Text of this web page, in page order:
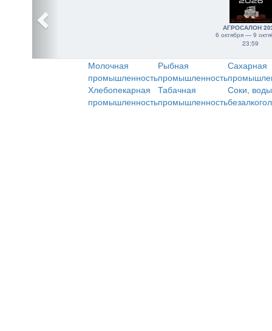
АГРОСАЛОН
6 октября — 9
23:59
Молочная
промышленность
Рыбная
промышленность
Сахарная
Хлебопекарная
промышленность
Табачная
промышленность
Соки,